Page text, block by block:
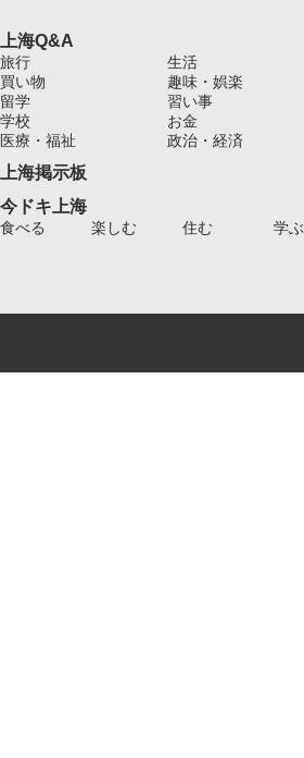
上海Q&A
旅行 生活
買い物
趣味・娯楽
留学
習い事
学校
お金
医療・福祉
政治・経済
上海掲示板
今ドキ上海
食べる 楽しむ 住む 学ぶ